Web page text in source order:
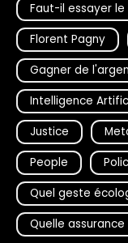
Faut-il essayer
Florent Pagny
Gagner de
Intelligence
Justice
People
Quel geste
Quelle assurance